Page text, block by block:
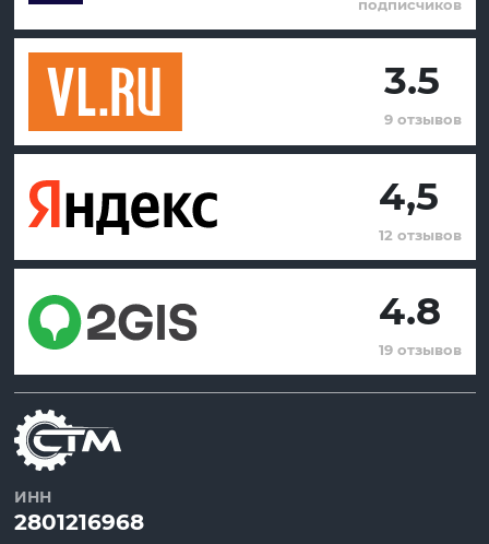
подписчиков
3.5
9 отзывов
4,5
12 отзывов
4.8
19 отзывов
ИНН
2801216968